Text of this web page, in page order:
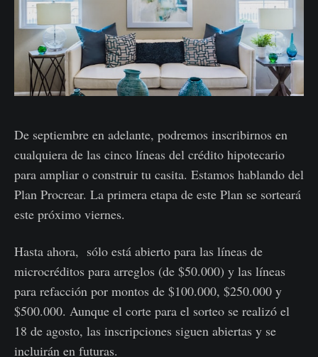
De septiembre en adelante, podremos inscribirnos en
cualquiera de las cinco líneas del crédito hipotecario
para ampliar o construir tu casita. Estamos hablando del
Plan Procrear. La primera etapa de este Plan se sorteará
este próximo viernes.
Hasta ahora, sólo está abierto para las líneas de
microcréditos para arreglos (de $50.000) y las líneas
para refacción por montos de $100.000, $250.000 y
$500.000. Aunque el corte para el sorteo se realizó el
18 de agosto, las inscripciones siguen abiertas y se
incluirán en futuras.